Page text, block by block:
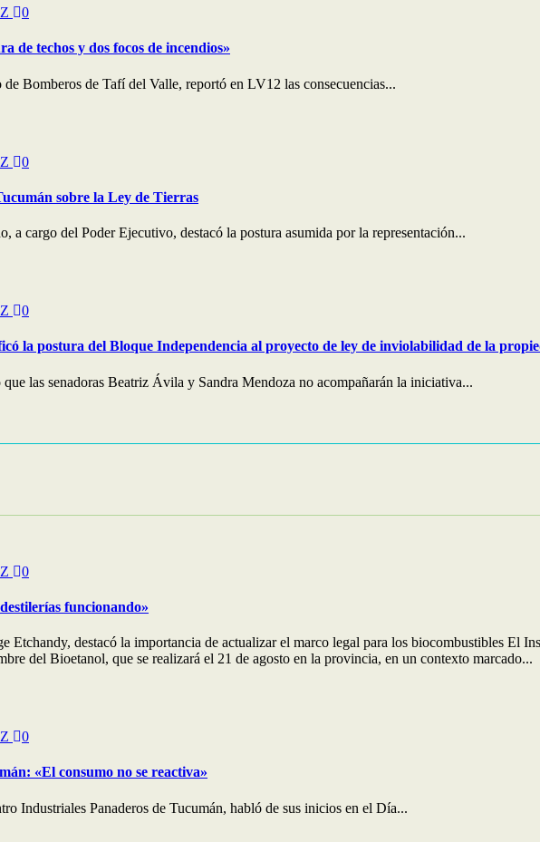
0
de techos y dos focos de incendios»
Bomberos de Tafí del Valle, reportó en LV12 las consecuencias...
0
sobre la Ley de Tierras
a cargo del Poder Ejecutivo, destacó la postura asumida por la representación...
0
la postura del Bloque Independencia al proyecto de ley de inviolabilidad de la
las senadoras Beatriz Ávila y Sandra Mendoza no acompañarán la iniciativa...
0
funcionando»
Etchandy, destacó la importancia de actualizar el marco legal para los biocombustibles El
del Bioetanol, que se realizará el 21 de agosto en la provincia, en un contexto marcado...
0
«El consumo no se reactiva»
Industriales Panaderos de Tucumán, habló de sus inicios en el Día...